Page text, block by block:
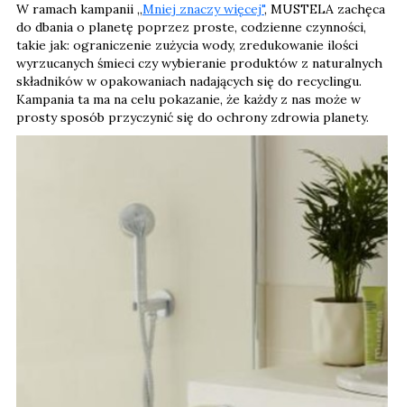
W ramach kampanii „Mniej znaczy więcej", MUSTELA zachęca
do dbania o planetę poprzez proste, codzienne czynności,
takie jak: ograniczenie zużycia wody, zredukowanie ilości
wyrzucanych śmieci czy wybieranie produktów z naturalnych
składników w opakowaniach nadających się do recyclingu.
Kampania ta ma na celu pokazanie, że każdy z nas może w
prosty sposób przyczynić się do ochrony zdrowia planety.